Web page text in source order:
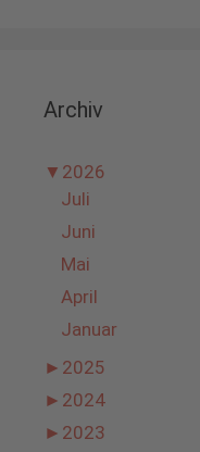
Archiv
▼ 2026
Juli
Juni
Mai
April
Januar
► 2025
► 2024
► 2023